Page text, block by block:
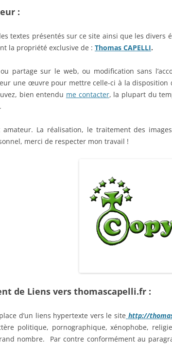
:
textes présentés sur ce site ainsi que les
la propriété exclusive de : Thomas CAPELLI.
partage sur le web, ou modification sans
une œuvre pour mettre celle-ci à la
bien entendu me contacter, la plupart du
amateur. La réalisation, le traitement des
merci de respecter mon travail !
de Liens vers thomascapelli.fr :
d’un liens hypertexte vers le site http://
politique, pornographique, xénophobe,
nombre. Par contre conformément au